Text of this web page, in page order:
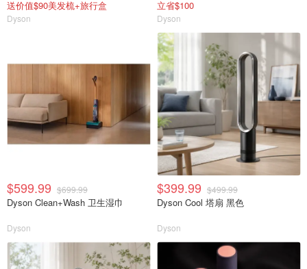
送价值$90美发梳+旅行盒
Dyson
立省$100
Dyson
$599.99 $699.99
Dyson Clean+Wash 卫生湿巾
Dyson
$399.99 $499.99
Dyson Cool 塔扇 黑色
Dyson